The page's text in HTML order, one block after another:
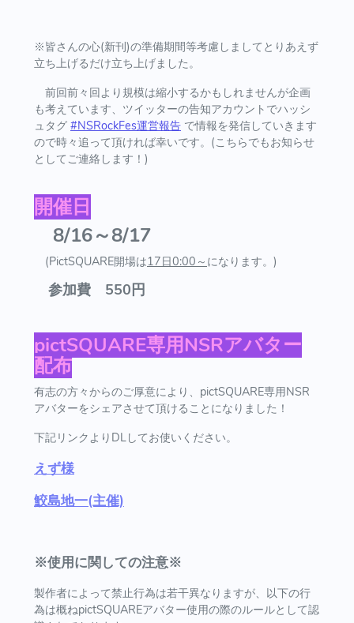
※皆さんの心(新刊)の準備期間等考慮しましてとりあえず
立ち上げるだけ立ち上げました。
前回前々回より規模は縮小するかもしれませんが企画
も考えています、ツイッターの告知アカウントでハッシ
ュタグ #NSRockFes運営報告 で情報を発信していきます
ので時々追って頂ければ幸いです。(こちらでもお知らせ
としてご連絡します！)
開催日
8/16～8/17
(PictSQUARE開場は17日0:00～ になります。)
参加費 550円
pictSQUARE専用NSRアバター
配布
有志の方々からのご厚意により、pictSQUARE専用NSR
アバターをシェアさせて頂けることになりました！
下記リンクよりDLしてお使いください。
えず様
鮫島地一(主催)
※使用に関しての注意※
製作者によって禁止行為は若干異なりますが、以下の行
為は概ねpictSQUAREアバター使用の際のルールとして認